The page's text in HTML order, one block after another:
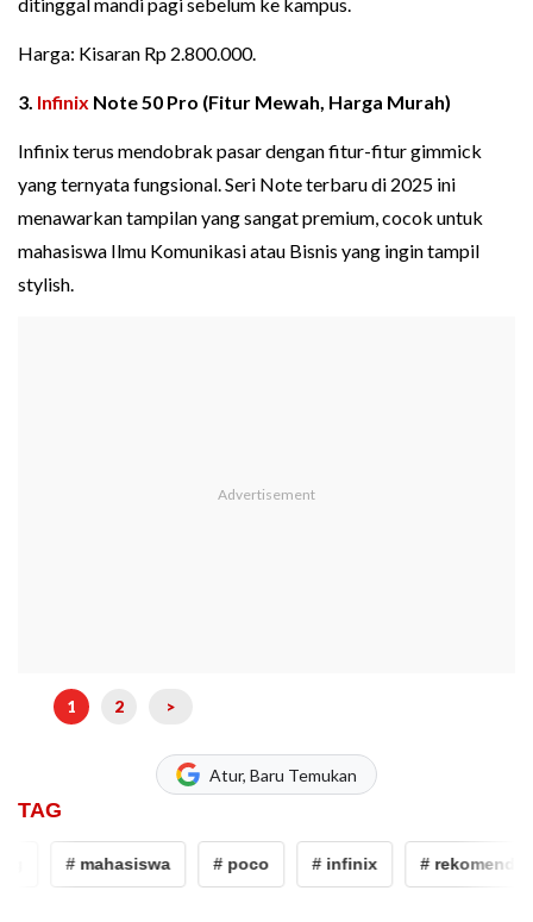
Harga: Kisaran Rp 2.800.000.
3. Infinix Note 50 Pro (Fitur Mewah, Harga Murah)
Infinix terus mendobrak pasar dengan fitur-fitur gimmick
yang ternyata fungsional. Seri Note terbaru di 2025 ini
menawarkan tampilan yang sangat premium, cocok untuk
mahasiswa Ilmu Komunikasi atau Bisnis yang ingin tampil
stylish.
1 2 >
Atur, Baru Temukan
TAG
# mahasiswa # poco # infinix # rekomendasi